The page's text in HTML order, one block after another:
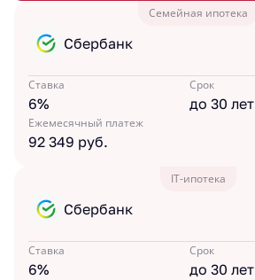
Семейная ипотека
Сбербанк
Ставка
6%
Срок
до 30 лет
Ежемесячный платеж
92 349 руб.
IT-ипотека
Сбербанк
Ставка
6%
Срок
до 30 лет